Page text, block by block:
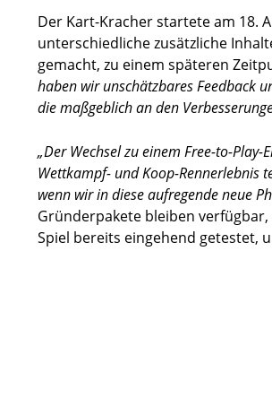
Der Kart-Kracher startete am 18.
unterschiedliche zusätzliche
gemacht, zu einem späteren
haben wir unschätzbares Feedback
die maßgeblich an den
„Der Wechsel zu einem Free-to-
Wettkampf- und Koop-Rennerlebnis
wenn wir in diese aufregende neue
Gründerpakete bleiben verfügbar,
Spiel bereits eingehend getestet,